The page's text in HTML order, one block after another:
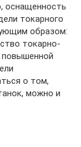
оснащенность
токарного
образом:
токарно-
повышенной
о том,
можно и